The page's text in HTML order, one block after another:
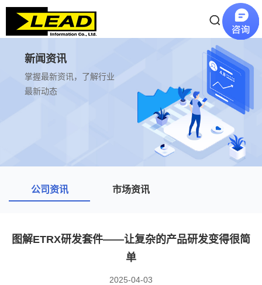
新闻资讯
掌握最新资讯，了解行业
最新动态
公司资讯 市场资讯
图解ETRX研发套件——让复杂的产品研发变得很简
单
2025-04-03